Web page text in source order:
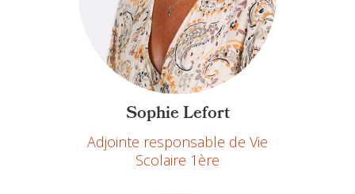
Sophie Lefort
Adjointe responsable de Vie
Scolaire 1ère